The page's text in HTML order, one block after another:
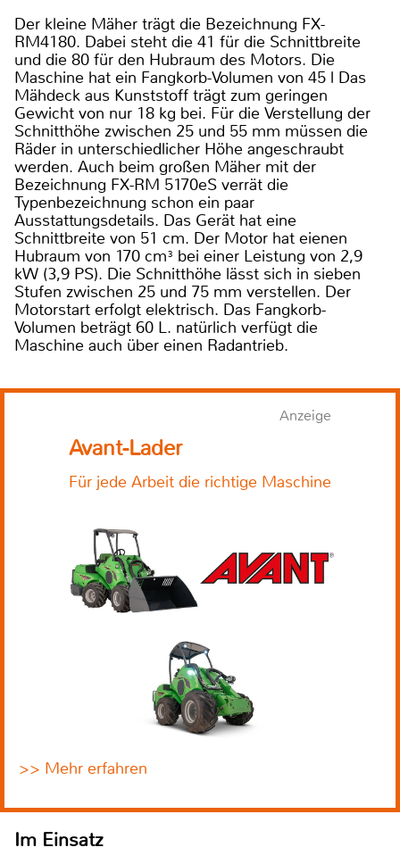
Der kleine Mäher trägt die Bezeichnung FX-
RM4180. Dabei steht die 41 für die Schnittbreite
und die 80 für den Hubraum des Motors. Die
Maschine hat ein Fangkorb-Volumen von 45 l Das
Mähdeck aus Kunststoff trägt zum geringen
Gewicht von nur 18 kg bei. Für die Verstellung der
Schnitthöhe zwischen 25 und 55 mm müssen die
Räder in unterschiedlicher Höhe angeschraubt
werden. Auch beim großen Mäher mit der
Bezeichnung FX-RM 5170eS verrät die
Typenbezeichnung schon ein paar
Ausstattungsdetails. Das Gerät hat eine
Schnittbreite von 51 cm. Der Motor hat eienen
Hubraum von 170 cm³ bei einer Leistung von 2,9
kW (3,9 PS). Die Schnitthöhe lässt sich in sieben
Stufen zwischen 25 und 75 mm verstellen. Der
Motorstart erfolgt elektrisch. Das Fangkorb-
Volumen beträgt 60 L. natürlich verfügt die
Maschine auch über einen Radantrieb.
Anzeige
Avant-Lader
Für jede Arbeit die richtige Maschine
>> Mehr erfahren
Im Einsatz